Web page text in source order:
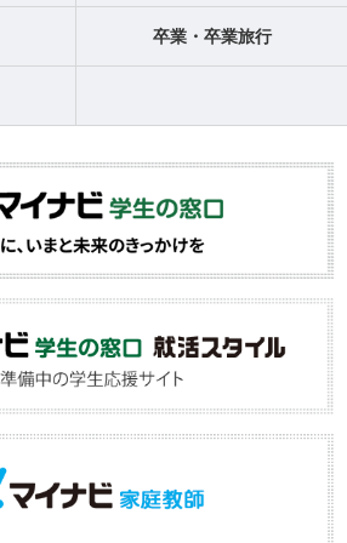
卒業・卒業旅行